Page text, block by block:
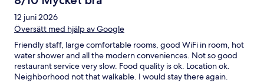
12 juni 2026
Översätt med hjälp av Google
Friendly staff, large comfortable rooms, good WiFi in room, hot
water shower and all the modern conveniences. Not so good
restaurant service very slow. Food quality is ok. Location ok.
Neighborhood not that walkable. I would stay there again.